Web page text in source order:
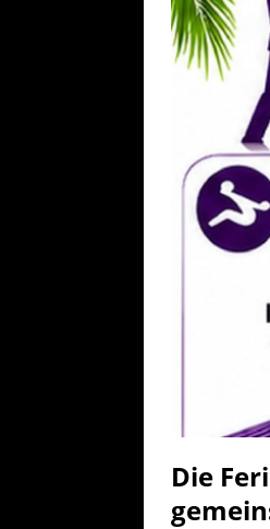
Die